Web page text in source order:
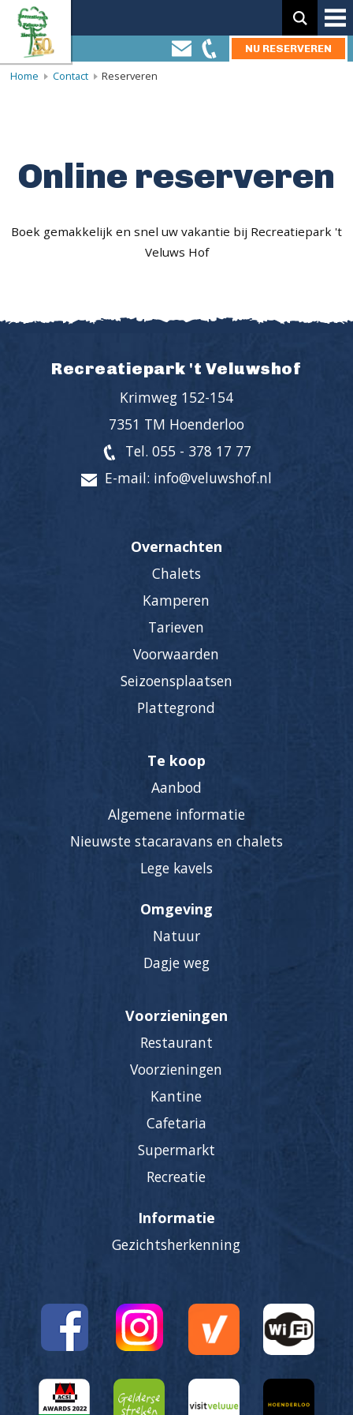
NU RESERVEREN
Zoeken:
Home Contact Reserveren
Online reserveren
Boek gemakkelijk en snel uw vakantie bij Recreatiepark 't
Veluws Hof
Recreatiepark 't Veluwshof
Krimweg 152-154
7351 TM Hoenderloo
Tel. 055 - 378 17 77
E-mail: info@veluwshof.nl
Overnachten
Chalets
Kamperen
Tarieven
Voorwaarden
Seizoensplaatsen
Plattegrond
Te koop
Aanbod
Algemene informatie
Nieuwste stacaravans en chalets
Lege kavels
Omgeving
Natuur
Dagje weg
Voorzieningen
Restaurant
Voorzieningen
Kantine
Cafetaria
Supermarkt
Recreatie
Informatie
Gezichtsherkenning